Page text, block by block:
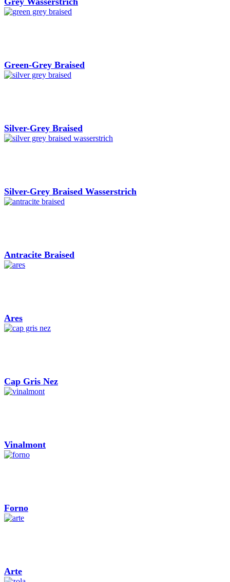
Green-Grey Braised
Silver-Grey Braised
Silver-Grey Braised Wasserstrich
Antracite Braised
Ares
Cap Gris Nez
Vinalmont
Forno
Arte